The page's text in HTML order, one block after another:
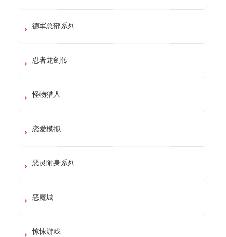
德军总部系列
忍者龙剑传
怪物猎人
恋爱模拟
恶灵附身系列
恶魔城
惊悚游戏